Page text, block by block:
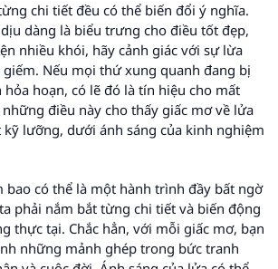
chi tiết đều có thể biến đổi ý nghĩa.
dàng là biểu trưng cho điều tốt đẹp,
nhiều khói, hãy cảnh giác với sự lừa
Nếu mọi thứ xung quanh đang bị
hoạn, có lẽ đó là tín hiệu cho mất
điều này cho thấy giấc mơ về lửa
lưỡng, dưới ánh sáng của kinh nghiệm
bao có thể là một hành trình đầy bất ngờ
phải nắm bắt từng chi tiết và biến động
thực tại. Chắc hẳn, với mỗi giấc mơ, bạn
những mảnh ghép trong bức tranh